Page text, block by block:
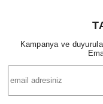
Kampanya ve